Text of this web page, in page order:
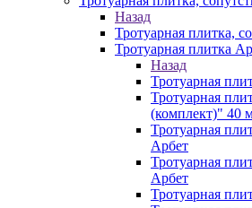
Назад
Тротуарная плитка,
Тротуарная плитка
Назад
Тротуарная
Тротуарная
(комплект)" 40
Тротуарная
Арбет
Тротуарная
Арбет
Тротуарная